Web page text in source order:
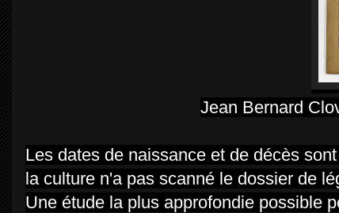
Jean Bernard
Les dates de naissance et de décès
la culture n'a pas scanné le dossier de
Une étude la plus approfondie possible